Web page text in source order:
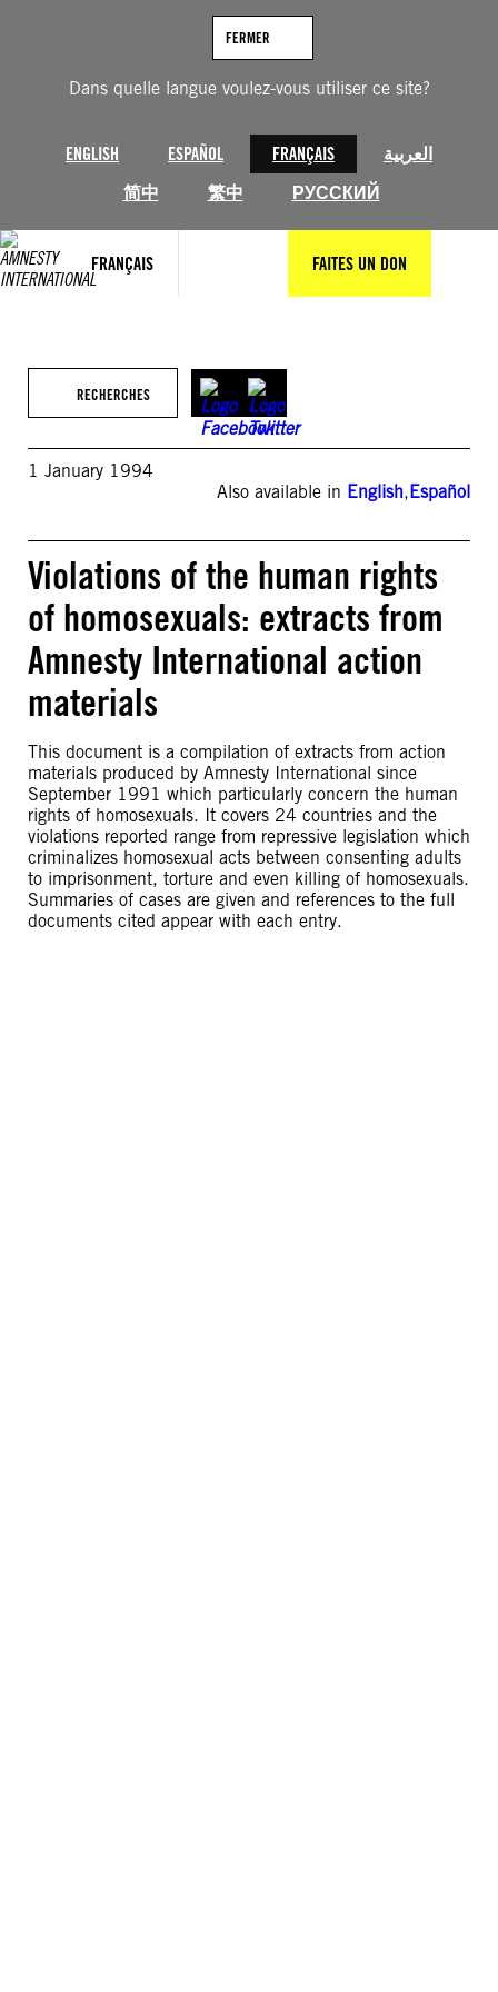
Dans quelle langue voulez-vous utiliser ce site?
ENGLISH ESPAÑOL FRANÇAIS
العربية
简中
繁中 РУССКИЙ
FERMER
FRANÇAIS FAITES UN DON
RECHERCHES
1 January 1994
Also available in English,Español
Violations of the human rights
of homosexuals: extracts from
Amnesty International action
materials
This document is a compilation of extracts from action
materials produced by Amnesty International since
September 1991 which particularly concern the human
rights of homosexuals. It covers 24 countries and the
violations reported range from repressive legislation which
criminalizes homosexual acts between consenting adults
to imprisonment, torture and even killing of homosexuals.
Summaries of cases are given and references to the full
documents cited appear with each entry.